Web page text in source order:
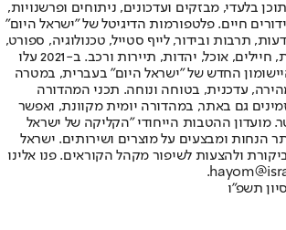
בלעדי, מבזקים ועדכונים, ניתוחים ופרשנויות,
חיים. פלטפורמות הדיגיטל של "ישראל היום"
תרבות ובידור, לייף סטייל, טכנולוגיה, ספורט,
כלכלה וצרכנות, בריאות, חיילים, אוכל, יהדות, תיירות ורכב. ב-2021 עלו
החדש של "ישראל היום" בעברית, במטרה
עדכנית, בטוחה ונוחה. תכני המהדורה
גם באתר, במהדורה יומית מקוונת, ואפשר
מועדון ההטבות הייחודי "הקליקה של ישראל
הנחות ומבצעים על מוצרים ושירותים. ישראל
ולהצעות לשיפור מקהל הקוראים. פנו אלינו
תשפ"ו